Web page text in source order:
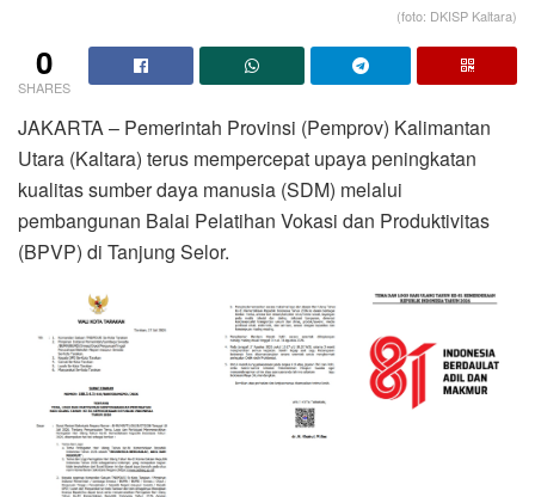
(foto: DKISP Kaltara)
0
SHARES
JAKARTA – Pemerintah Provinsi (Pemprov) Kalimantan
Utara (Kaltara) terus mempercepat upaya peningkatan
kualitas sumber daya manusia (SDM) melalui
pembangunan Balai Pelatihan Vokasi dan Produktivitas
(BPVP) di Tanjung Selor.